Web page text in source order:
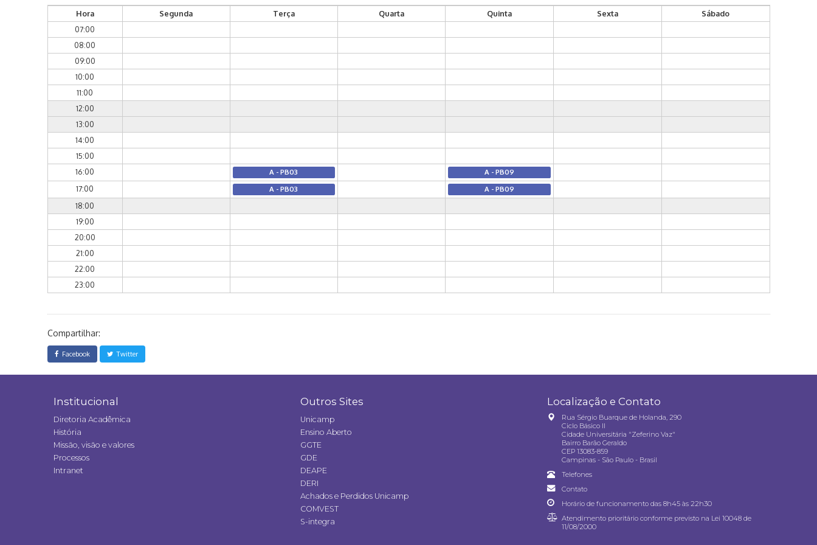
Hora Segunda Terça Quarta Quinta Sexta
Sábado
07:00
08:00
09:00
10:00
11:00
12:00
13:00
14:00
15:00
16:00
A - PB03 A - PB09
17:00 A - PB03 A - PB09
18:00
19:00
20:00
21:00
22:00
23:00
Compartilhar:
Facebook Twitter
Institucional
Diretoria Acadêmica
História
Missão, visão e valores
Processos
Intranet
Outros Sites
Unicamp
Ensino Aberto
GGTE
GDE
DEAPE
DERI
Achados e Perdidos Unicamp
COMVEST
S-integra
Localização e Contato
Rua Sérgio Buarque de Holanda, 290
Ciclo Básico II
Cidade Universitária "Zeferino Vaz"
Bairro Barão Geraldo
CEP 13083-859
Campinas - São Paulo - Brasil
Telefones
Contato
Horário de funcionamento das 8h45 às 22h30
Atendimento prioritário conforme previsto na Lei 10048 de
11/08/2000